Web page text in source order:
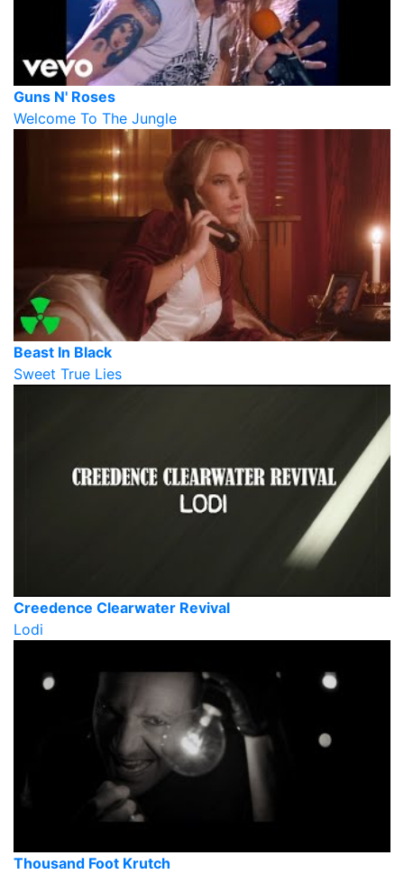
Guns N' Roses
Welcome To The Jungle
Beast In Black
Sweet True Lies
Creedence Clearwater Revival
Lodi
Thousand Foot Krutch